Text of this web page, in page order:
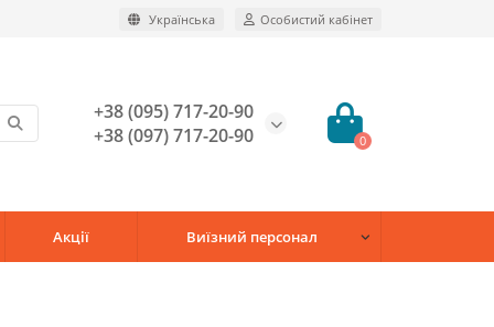
Українська Особистий кабінет
+38 (095) 717-20-90
+38 (097) 717-20-90
0
Акції Виїзний персонал